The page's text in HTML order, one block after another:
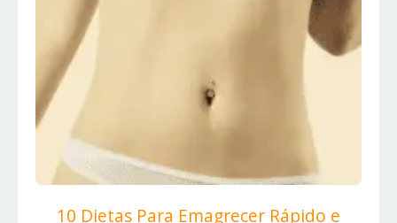
10 Dietas Para Emagrecer Rápido e